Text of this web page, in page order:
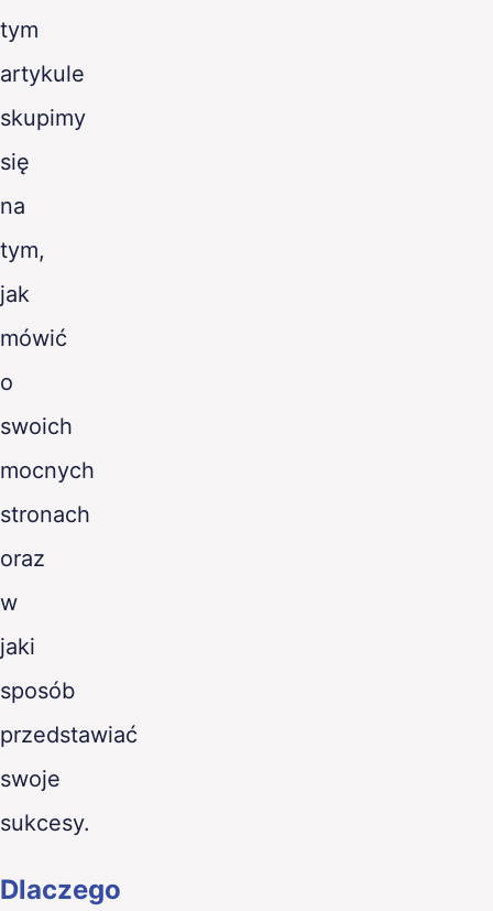
tym
artykule
skupimy
się
na
tym,
jak
mówić
o
swoich
mocnych
stronach
oraz
w
jaki
sposób
przedstawiać
swoje
sukcesy.
Dlaczego